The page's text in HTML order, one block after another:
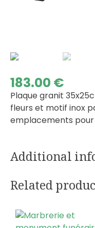
183.00 €
Plaque granit
fleurs et motif inox
emplacements
Additional
Related